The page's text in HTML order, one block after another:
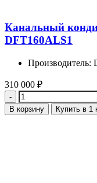
Канальный
DFT160ALS1
Производитель:
310 000 ₽
Количество
В корзину Купить в 1